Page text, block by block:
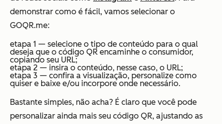
demonstrar como é fácil, vamos selecionar o
GOQR.me:
etapa 1 — selecione o tipo de conteúdo para o qual
deseja que o código QR encaminhe o consumidor,
copiando seu URL;
etapa 2 — insira o conteúdo, nesse caso, o URL;
etapa 3 — confira a visualização, personalize como
quiser e baixe e/ou incorpore onde necessário.
Bastante simples, não acha? É claro que você pode
personalizar ainda mais seu código QR, ajustando as